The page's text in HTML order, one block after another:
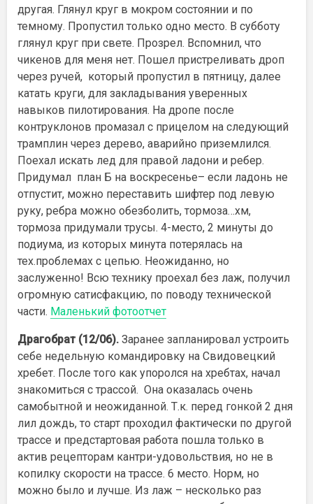
другая. Глянул круг в мокром состоянии и по
темному. Пропустил только одно место. В субботу
глянул круг при свете. Прозрел. Вспомнил, что
чикенов для меня нет. Пошел пристреливать дроп
через ручей, который пропустил в пятницу, далее
катать круги, для закладывания уверенных
навыков пилотирования. На дропе после
контруклонов промазал с прицелом на следующий
трамплин через дерево, аварийно приземлился.
Поехал искать лед для правой ладони и ребер.
Придумал план Б на воскресенье– если ладонь не
отпустит, можно переставить шифтер под левую
руку, ребра можно обезболить, тормоза…хм,
тормоза придумали трусы. 4-место, 2 минуты до
подиума, из которых минута потерялась на
тех.проблемах с цепью. Неожиданно, но
заслуженно! Всю технику проехал без лаж, получил
огромную сатисфакцию, по поводу технической
части. Маленький фотоотчет
Драгобрат (12/06). Заранее запланировал устроить
себе недельную командировку на Свидовецкий
хребет. После того как упоролся на хребтах, начал
знакомиться с трассой. Она оказалась очень
самобытной и неожиданной. Т.к. перед гонкой 2 дня
лил дождь, то старт проходил фактически по другой
трассе и предстартовая работа пошла только в
актив рецепторам кантри-удовольствия, но не в
копилку скорости на трассе. 6 место. Норм, но
можно было и лучше. Из лаж – несколько раз